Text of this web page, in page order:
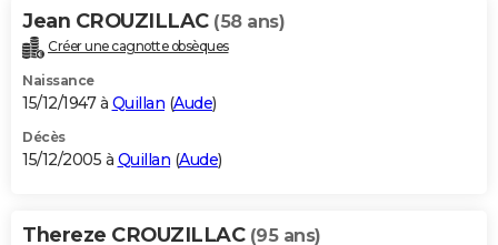
Jean CROUZILLAC (58 ans)
Créer une cagnotte obsèques
Naissance
15/12/1947 à Quillan (Aude)
Décès
15/12/2005 à Quillan (Aude)
Thereze CROUZILLAC (95 ans)